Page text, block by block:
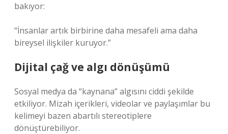
bakıyor:
“İnsanlar artık birbirine daha mesafeli ama daha
bireysel ilişkiler kuruyor.”
Dijital çağ ve algı dönüşümü
Sosyal medya da “kaynana” algısını ciddi şekilde
etkiliyor. Mizah içerikleri, videolar ve paylaşımlar bu
kelimeyi bazen abartılı stereotiplere
dönüştürebiliyor.